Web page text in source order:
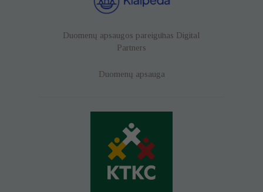
Duomenų apsaugos pareigūnas Digital
Partners
Duomenų apsauga